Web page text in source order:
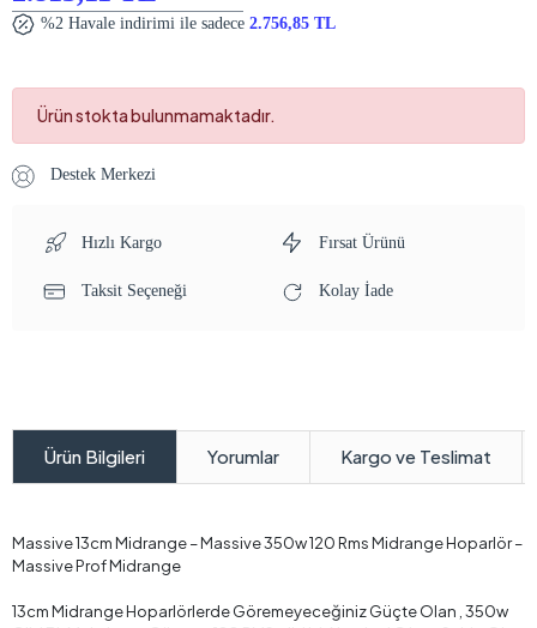
%2 Havale indirimi ile sadece 2.756,85 TL
Ürün stokta bulunmamaktadır.
Destek Merkezi
Hızlı Kargo Fırsat Ürünü
Taksit Seçeneği Kolay İade
Ürün Bilgileri Yorumlar Kargo ve Teslimat
Massive 13cm Midrange – Massive 350w 120 Rms Midrange Hoparlör –
Massive Prof Midrange
13cm Midrange Hoparlörlerde Göremeyeceğiniz Güçte Olan , 350w